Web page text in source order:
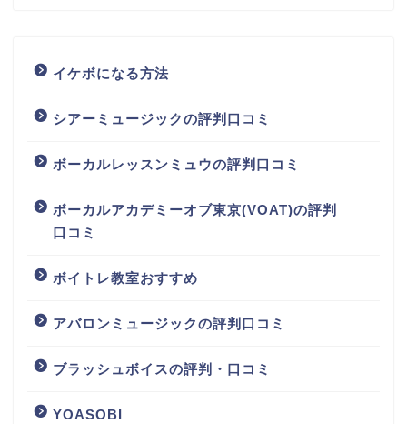
イケボになる方法
シアーミュージックの評判口コミ
ボーカルレッスンミュウの評判口コミ
ボーカルアカデミーオブ東京(VOAT)の評判
口コミ
ボイトレ教室おすすめ
アバロンミュージックの評判口コミ
ブラッシュボイスの評判・口コミ
YOASOBI